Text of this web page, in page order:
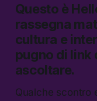
Questo è
rassegna
cultura e
pugno di link
ascoltare.
Qualche scontro